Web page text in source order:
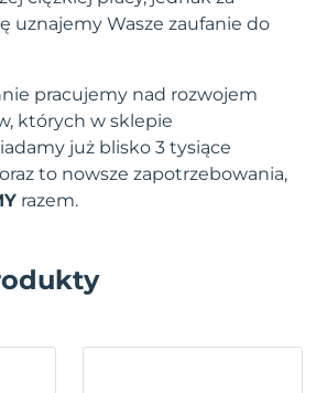
uznajemy Wasze zaufanie do
pracujemy nad rozwojem
których w sklepie
już blisko 3 tysiące
to nowsze zapotrzebowania,
razem.